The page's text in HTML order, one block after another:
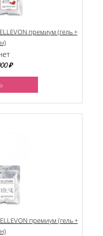
премиум (гель +
₽
премиум (гель +